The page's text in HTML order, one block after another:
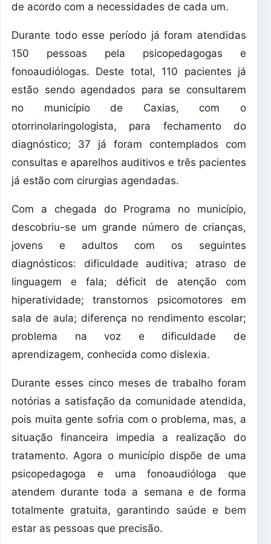
de acordo com a necessidades de cada um.
Durante todo esse período já foram atendidas
150 pessoas pela psicopedagogas e
fonoaudiólogas. Deste total, 110 pacientes já
estão sendo agendados para se consultarem
no município de Caxias, com o
otorrinolaringologista, para fechamento do
diagnóstico; 37 já foram contemplados com
consultas e aparelhos auditivos e três pacientes
já estão com cirurgias agendadas.
Com a chegada do Programa no município,
descobriu-se um grande número de crianças,
jovens e adultos com os seguintes
diagnósticos: dificuldade auditiva; atraso de
linguagem e fala; déficit de atenção com
hiperatividade; transtornos psicomotores em
sala de aula; diferença no rendimento escolar;
problema na voz e dificuldade de
aprendizagem, conhecida como dislexia.
Durante esses cinco meses de trabalho foram
notórias a satisfação da comunidade atendida,
pois muita gente sofria com o problema, mas, a
situação financeira impedia a realização do
tratamento. Agora o município dispõe de uma
psicopedagoga e uma fonoaudióloga que
atendem durante toda a semana e de forma
totalmente gratuita, garantindo saúde e bem
estar as pessoas que precisão.